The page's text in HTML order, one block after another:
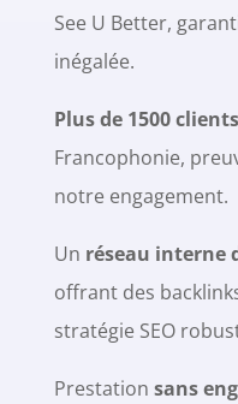
See U Better,
inégalée.
Plus de 1500 clients
Francophonie,
notre engagement.
Un réseau interne
offrant des
stratégie SEO
Prestation sans